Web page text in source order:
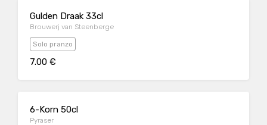
Gulden Draak 33cl
Brouwerj van Steenberge
Solo pranzo
7.00 €
6-Korn 50cl
Pyraser